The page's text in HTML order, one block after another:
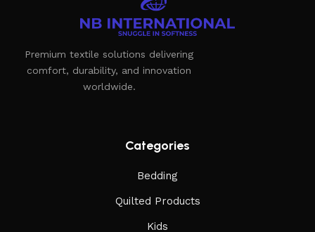
Premium textile solutions delivering
comfort, durability, and innovation
worldwide.
Categories
Bedding
Quilted Products
Kids